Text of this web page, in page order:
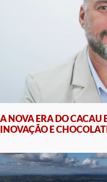
A NOVA ERA DO
INOVAÇÃO E